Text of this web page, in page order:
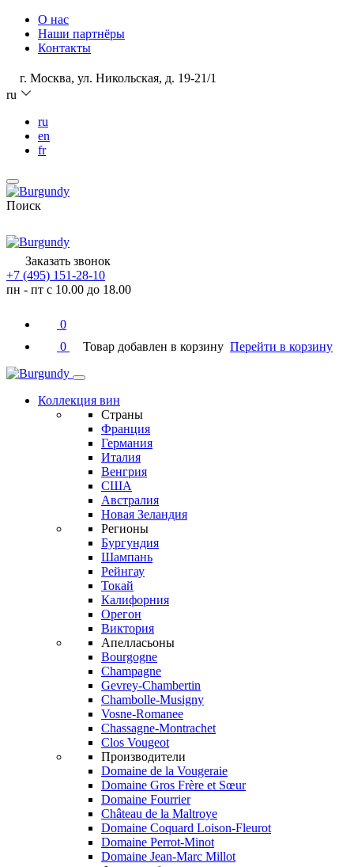
О нас
Наши партнёры
Контакты
г. Москва, ул. Никольская, д. 19-21/1
ru
ru
en
fr
Поиск
Заказать звонок
+7 (495) 151-28-10
пн - пт с 10.00 до 18.00
0
0
Товар добавлен в корзину Перейти в корзину
Коллекция вин
Страны
Франция
Германия
Италия
Венгрия
США
Австралия
Новая Зеландия
Регионы
Бургундия
Шампань
Рейнгау
Токай
Калифорния
Орегон
Виктория
Апелласьоны
Bourgogne
Champagne
Gevrey-Chambertin
Chambolle-Musigny
Vosne-Romanee
Chassagne-Montrachet
Clos Vougeot
Производители
Domaine de la Vougeraie
Domaine Gros Frère et Sœur
Domaine Fourrier
Château de la Maltroye
Domaine Coquard Loison-Fleurot
Domaine Perrot-Minot
Domaine Jean-Marc Millot